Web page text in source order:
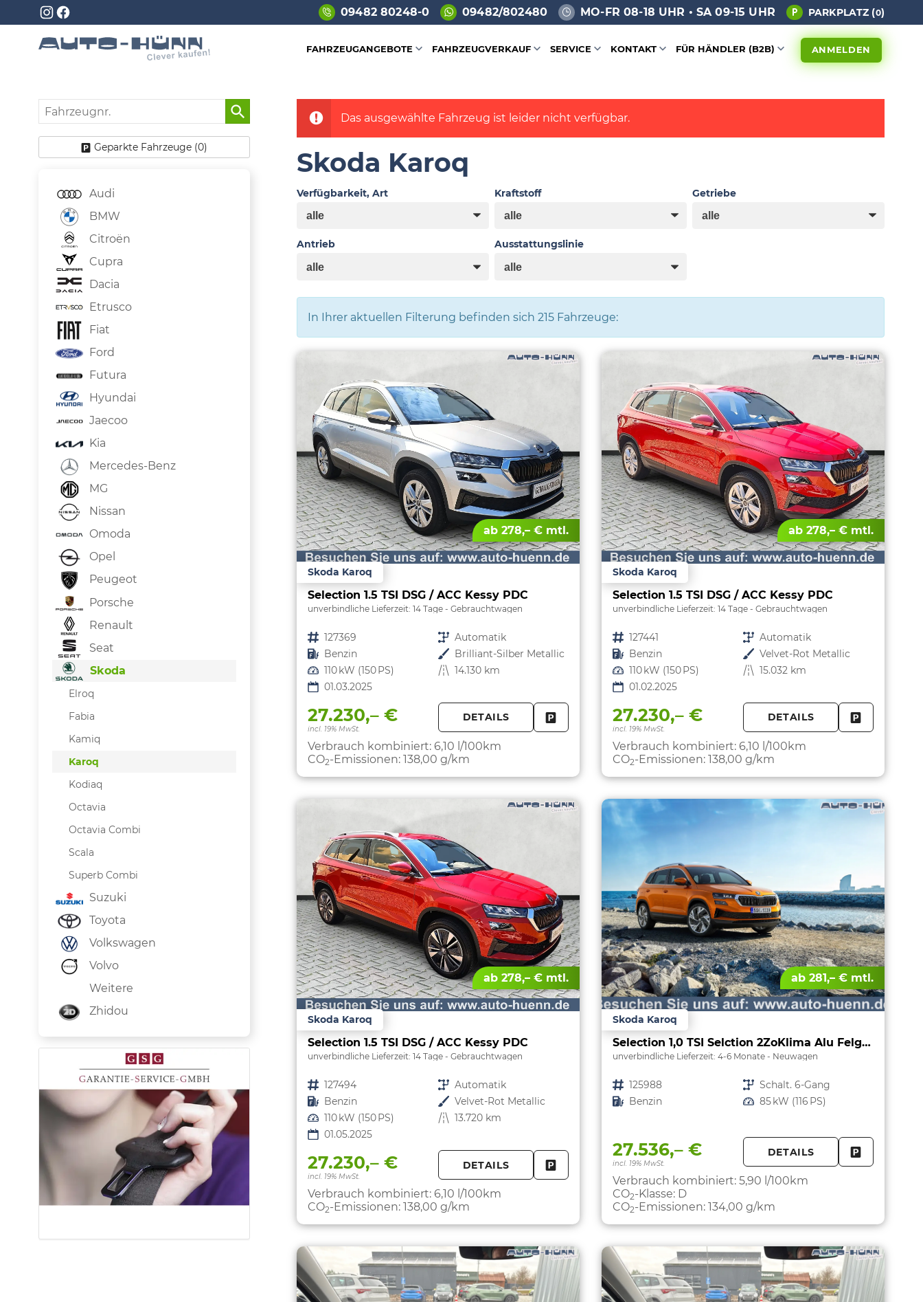
09482 80248-0 09482/802480 MO-FR 08-18 UHR • SA 09-15 UHR PARKPLATZ (0)
FAHRZEUGANGEBOTE FAHRZEUGVERKAUF SERVICE KONTAKT FÜR HÄNDLER (B2B) ANMELDEN
Das ausgewählte Fahrzeug ist leider nicht verfügbar.
Skoda Karoq
Verfügbarkeit, Art Kraftstoff Getriebe
Antrieb Ausstattungslinie
In Ihrer aktuellen Filterung befinden sich 215Fahrzeuge:
ab 278,– € mtl.
Skoda Karoq
Selection 1.5 TSI DSG / ACC Kessy PDC
unverbindliche Lieferzeit: 14 Tage Gebrauchtwagen
Fahrzeugnr. 127369 Getriebe Automatik
Kraftstoff Benzin Außenfarbe Brilliant-Silber Metallic
Leistung 110 kW (150 PS) Kilometerstand 14.130 km
01.03.2025
27.230,– €
incl. 19% MwSt.
DETAILS FAHRZEUG PARKEN
Verbrauch kombiniert: 6,10 l/100km
CO2-Emissionen: 138,00 g/km
ab 278,– € mtl.
Skoda Karoq
Selection 1.5 TSI DSG / ACC Kessy PDC
unverbindliche Lieferzeit: 14 Tage Gebrauchtwagen
Fahrzeugnr. 127441 Getriebe Automatik
Kraftstoff Benzin Außenfarbe Velvet-Rot Metallic
Leistung 110 kW (150 PS) Kilometerstand 15.032 km
01.02.2025
27.230,– €
incl. 19% MwSt.
DETAILS
Verbrauch kombiniert: 6,10 l/100km
CO2-Emissionen: 138,00 g/km
ab 278,– € mtl.
Skoda Karoq
Selection 1.5 TSI DSG / ACC Kessy PDC
unverbindliche Lieferzeit: 14 Tage Gebrauchtwagen
Fahrzeugnr. 127494 Getriebe Automatik
Kraftstoff Benzin Außenfarbe Velvet-Rot Metallic
Leistung 110 kW (150 PS) Kilometerstand 13.720 km
01.05.2025
27.230,– €
incl. 19% MwSt.
DETAILS FAHRZEUG PARKEN
Verbrauch kombiniert: 6,10 l/100km
CO2-Emissionen: 138,00 g/km
ab 281,– € mtl.
Skoda Karoq
Selection 1,0 TSI Selction 2ZoKlima Alu Felgen 5J Garantie Sitzheizung LED Scheinwerfer Tempomat
unverbindliche Lieferzeit: 4-6 Monate Neuwagen
Fahrzeugnr. 125988 Getriebe Schalt. 6-Gang
Kraftstoff Benzin Leistung 85 kW (116 PS)
27.536,– €
incl. 19% MwSt.
DETAILS
Verbrauch kombiniert: 5,90 l/100km
CO2-Klasse: D
CO2-Emissionen: 134,00 g/km
Fahrzeugnr.
Geparkte Fahrzeuge (0)
Audi
BMW
Citroën
Cupra
Dacia
Etrusco
Fiat
Ford
Futura
Hyundai
Jaecoo
Kia
Mercedes-Benz
MG
Nissan
Omoda
Opel
Peugeot
Porsche
Renault
Seat
Skoda
Elroq
Fabia
Kamiq
Karoq
Kodiaq
Octavia
Octavia Combi
Scala
Superb Combi
Suzuki
Toyota
Volkswagen
Volvo
Weitere
Zhidou